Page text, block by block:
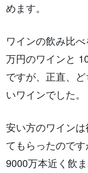
めます。
ワインの飲み比
万円のワインと
ですが、正直、
いワインでした。
安い方のワイン
てもらったので
9000万本近く飲